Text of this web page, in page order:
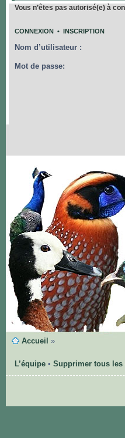
Vous n’êtes pas autorisé(e) à
CONNEXION• INSCRIPTION
Nom d’utilisateur :
Mot de passe:
Accueil »
L’équipe• Supprimer tous